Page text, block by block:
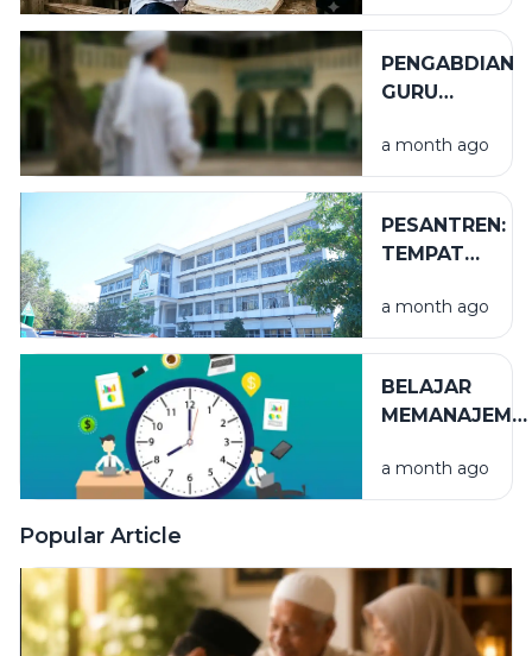
PENGABDIAN
GURU
a month ago
PESANTREN:
TEMPAT
YANG TAK
TERLIHAT
a month ago
BELAJAR
a month ago
Popular Article